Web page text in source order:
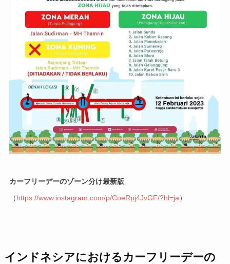
カーフリーデーのゾーン分け最新版
（https://www.instagram.com/p/CoeRpj4JvGF/?hl=ja）
インドネシアにおけるカーフリーデーの